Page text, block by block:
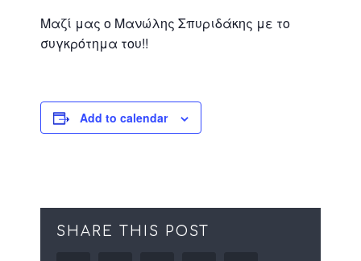
Μαζί μας ο Μανώλης Σπυριδάκης με το
συγκρότημα του!!
Add to calendar
SHARE THIS POST